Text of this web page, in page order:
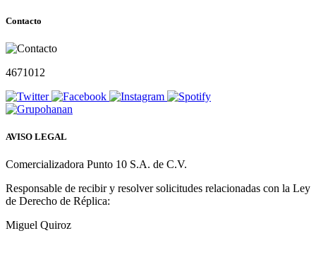
Contacto
4671012
AVISO LEGAL
Comercializadora Punto 10 S.A. de C.V.
Responsable de recibir y resolver solicitudes relacionadas con la Ley
de Derecho de Réplica:
Miguel Quiroz